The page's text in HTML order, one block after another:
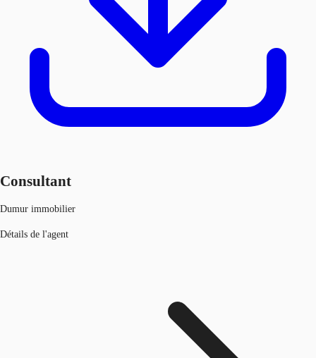
Consultant
Dumur immobilier
Détails de l'agent